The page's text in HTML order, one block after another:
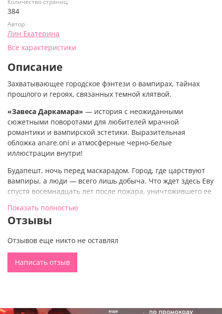
384
Автор
Лин Екатерина
Все характеристики
Описание
Захватывающее городское фэнтези о вампирах, тайнах
прошлого и героях, связанных темной клятвой.
«Завеса Даркамара» — история с неожиданными
сюжетными поворотами для любителей мрачной
романтики и вампирской эстетики. Выразительная
обложка anare.oni и атмосферные черно-белые
иллюстрации внутри!
Будапешт, ночь перед маскарадом. Город, где царствуют
вампиры, а люди — всего лишь добыча. Что ждет здесь Еву
спустя восемнадцать лет после пожара, уничтожившего ее
если это не проклятие, а древний дар?
темной клятвой, они обречены вечно искать друг друга. Он
готов на все, чтобы его нареченная осталась. Даже если
для этого придется сжечь город дотла. На балу, где падут
все маски, Еве предстоит сделать выбор: довериться тому,
любит современные романы о вампирах, любовные
Показать полностью
Отзывы
Отзывов еще никто не оставлял
Написать отзыв